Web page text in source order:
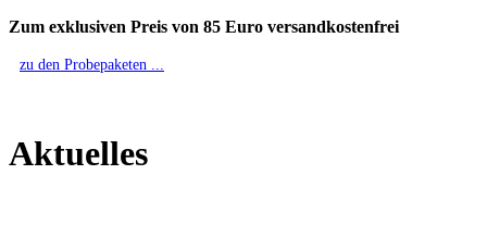
Zum exklusiven Preis von 85 Euro versandkostenfrei
zu den Probepaketen ...
Aktuelles